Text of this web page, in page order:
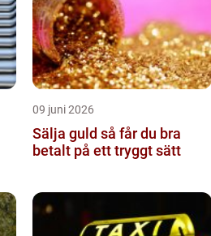
09 juni 2026
Sälja guld så får du bra
betalt på ett tryggt sätt